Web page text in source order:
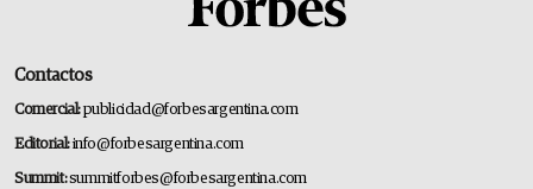
Contactos
Comercial:publicidad@forbesargentina.com
Editorial:info@forbesargentina.com
Summit:summitforbes@forbesargentina.com